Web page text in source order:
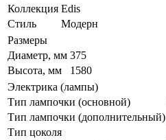
Коллекция Edis
Стиль
Модерн
Размеры
Диаметр, мм 375
Высота, мм
1580
Электрика (лампы)
Тип лампочки (основной)
Тип лампочки (дополнительный)
Тип цоколя